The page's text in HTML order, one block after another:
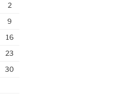
2
9
16
23
30